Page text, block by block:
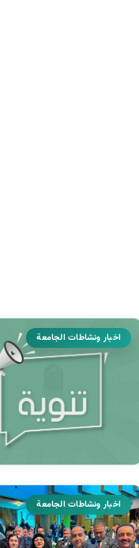
اخبار ونشاطات الجامعة
اخبار ونشاطات الجامعة